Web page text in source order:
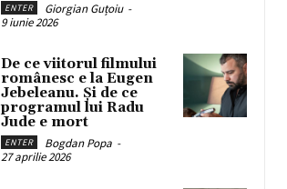
ENTER Giorgian Guțoiu -
9 iunie 2026
De ce viitorul filmului
românesc e la Eugen
Jebeleanu. Și de ce
programul lui Radu
Jude e mort
ENTER Bogdan Popa -
27 aprilie 2026